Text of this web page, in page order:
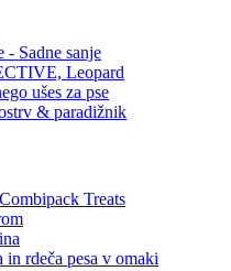
- Sadne sanje
Leopard
ušes za pse
& paradižnik
Treats
rdeča pesa v omaki